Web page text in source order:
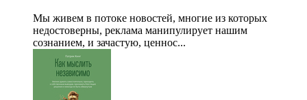
Мы живем в потоке новостей, многие из которых
недостоверны, реклама манипулирует нашим
сознанием, и зачастую, ценнос...